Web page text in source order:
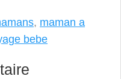
, maman a
bebe